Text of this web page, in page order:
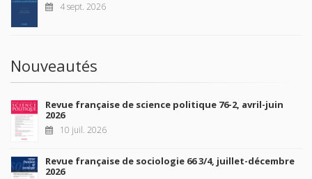
4 sept. 2026
Nouveautés
Revue française de science politique 76-2, avril-juin
2026
10 juil. 2026
Revue française de sociologie 66 3/4, juillet-décembre
2026